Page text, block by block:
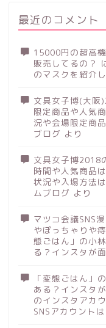
最近のコメント
15000円の超高
販売してるの？
のマスクを紹介
文具女子博(大阪
限定商品や人気
況や会場限定商
ブログ より
文具女子博2018
時間や人気商品
状況や入場方法
ムブログ より
マツコ会議SNS
やぽっちゃりや
態ごはん」の小
る？インスタが
「変態ごはん」
ある？インスタ
のインスタアカ
SNSアカウント